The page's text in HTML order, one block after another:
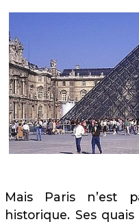
Mais Paris n’est
historique. Ses